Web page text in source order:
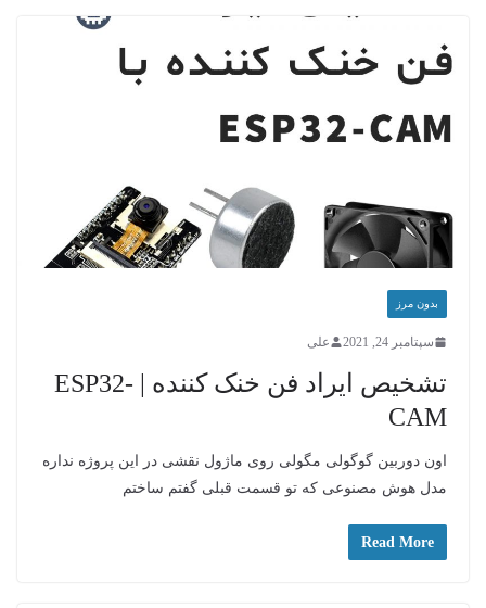
بدون مرز
سپتامبر 24, 2021 علی
تشخیص ایراد فن خنک کننده | ESP32-
CAM
اون دوربین گوگولی مگولی روی ماژول نقشی در این پروژه نداره
مدل هوش مصنوعی که تو قسمت قبلی گفتم ساختم
Read More